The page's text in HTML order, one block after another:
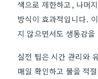
색으로 제한하고, 나머
방식이 효과적입니다.
지 않으면서도 생동감
실전 팁은 시간 관리와
매일 확인하고 물을 적